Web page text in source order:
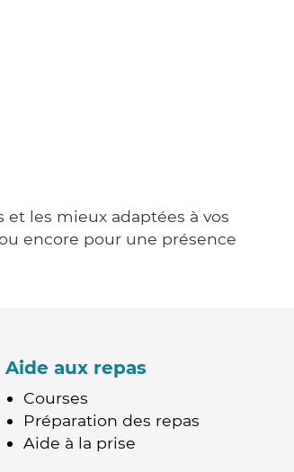
les mieux adaptées à vos
encore pour une présence
Aide aux repas
Courses
Préparation des repas
Aide à la prise